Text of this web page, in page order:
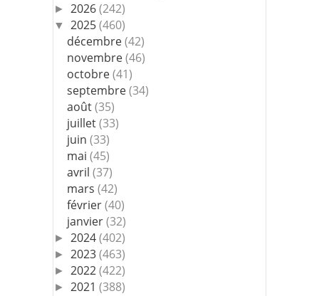
► 2026(242)
▼ 2025(460)
décembre(42)
novembre(46)
octobre(41)
septembre(34)
août(35)
juillet(33)
juin(33)
mai(45)
avril(37)
mars(42)
février(40)
janvier(32)
► 2024(402)
► 2023(463)
► 2022(422)
► 2021 (388)